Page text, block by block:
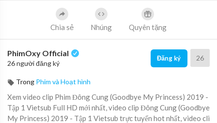
Chia sẻ Nhúng Quyên tặng
PhimOxy Official
26 người đăng ký
Đăng ký 26
Trong Phim và Hoạt hình
Xem video clip Phim Đông Cung (Goodbye My Princess) 2019 -
Tập 1 Vietsub Full HD mới nhất, video clip Đông Cung (Goodbye
My Princess) 2019 - Tập 1 Vietsub trực tuyến hot nhất, video cli